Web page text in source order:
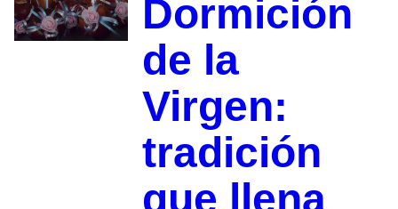
Dormición
de la
Virgen:
tradición
que llena